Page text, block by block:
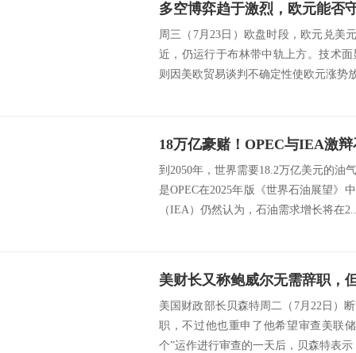
多空博弈趋于激烈，欧元能否
周三（7月23日）欧盘时段，欧元兑美
近，仍运行于布林带中轨上方。技术
则因美欧贸易谈判不确定性使欧元涨势
到2050年，世界需要18.2万亿美元的油
是OPEC在2025年版《世界石油展望》
（IEA）仍然认为，石油需求增长将在
美财长又称鲍威尔无需辞职，
美国财政部长贝森特周二（7月22日）
职，不过他也重申了他希望审查美联
个”运作进行审查的一天后，贝森特表